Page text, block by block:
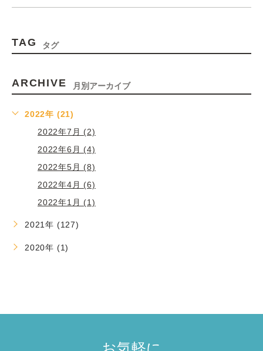
TAG タグ
ARCHIVE 月別アーカイブ
2022年 (21)
2022年7月 (2)
2022年6月 (4)
2022年5月 (8)
2022年4月 (6)
2022年1月 (1)
2021年 (127)
2020年 (1)